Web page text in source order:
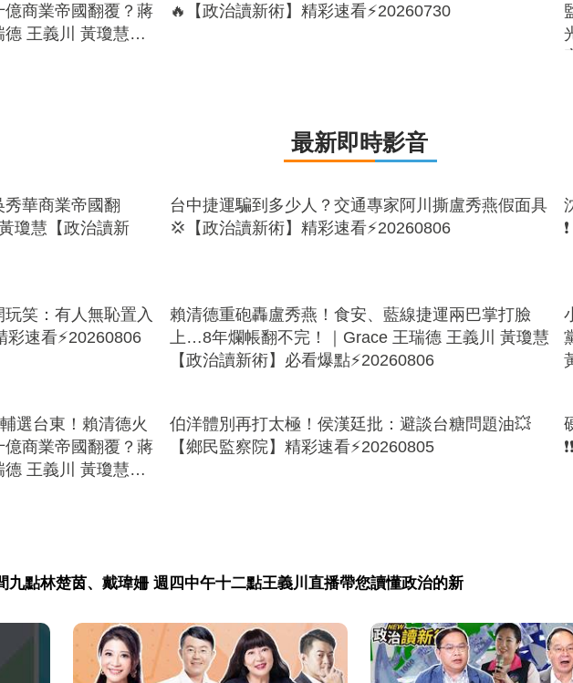
商業帝國翻覆？蔣
王義川 黃瓊慧
🔥【政治讀新術】精彩速看⚡20260730
最新即時影音
華商業帝國翻
瓊慧【政治讀新
台中捷運騙到多少人？交通專家阿川撕盧秀燕假面具
💢【政治讀新術】精彩速看⚡20260806
笑：有人無恥置入
速看⚡20260806
賴清德重砲轟盧秀燕！食安、藍線捷運兩巴掌打臉
上…8年爛帳翻不完！｜Grace 王瑞德 王義川 黃瓊慧
【政治讀新術】必看爆點⚡20260806
選台東！賴清德火
商業帝國翻覆？蔣
王義川 黃瓊慧
伯洋體別再打太極！侯漢廷批：避談台糖問題油💥
【鄉民監察院】精彩速看⚡20260805
九點林楚茵、戴瑋姍 週四中午十二點王義川直播帶您讀懂政治的新